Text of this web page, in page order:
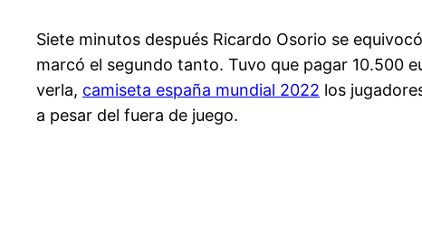
Siete minutos después Ricardo Osorio se
marcó el segundo tanto. Tuvo que pagar 10.500
verla, camiseta españa mundial 2022 los
a pesar del fuera de juego.